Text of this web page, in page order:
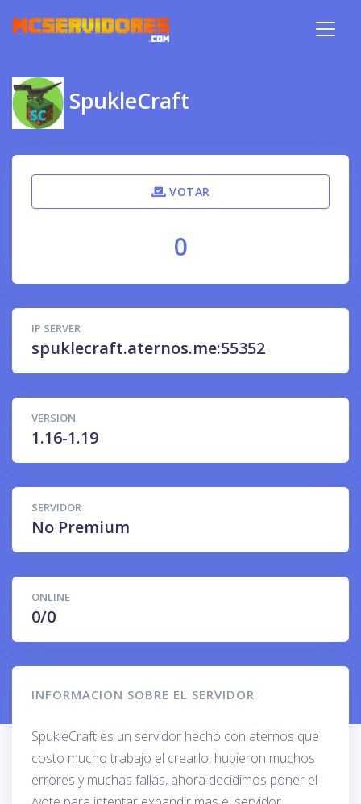
SpukleCraft
IP SERVER
spuklecraft.aternos.me:55352
VERSION
1.16-1.19
SERVIDOR
No Premium
ONLINE
0/0
VOTAR
0
INFORMACION SOBRE EL SERVIDOR
SpukleCraft es un servidor hecho con aternos que
costo mucho trabajo el crearlo, hubieron muchos
errores y muchas fallas, ahora decidimos poner el